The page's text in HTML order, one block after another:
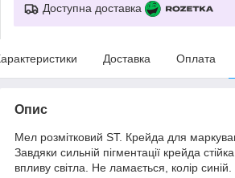
Доступна доставка
Доставка Оплата
Опис
Мел розмітковий ST. Крейда для
Завдяки сильній пігментації крейда
впливу світла. Не ламається, колір синій.